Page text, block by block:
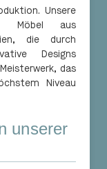
Unsere
Möbel aus
die durch
Designs
das
Niveau
unserer